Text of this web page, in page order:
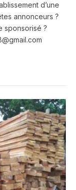
d’une
annonceurs ?
sponsorisé ?